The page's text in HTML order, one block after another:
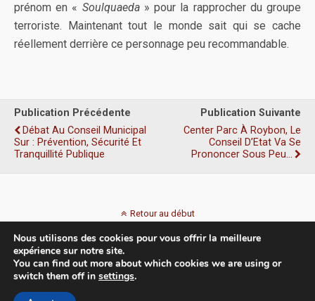
prénom en « Soulquaeda» pour la rapprocher du groupe
terroriste. Maintenant tout le monde sait qui se cache
réellement derrière ce personnage peu recommandable.
Publication Précédente
Débat Au Conseil Municipal
Sur : Prévention, Sécurité Et
Tranquillité Publique
Publication Suivante
Center Parc À Roybon, Le
Conseil D’Etat Va Se
Prononcer Sous Peu…
Retour au début
Mobile
Nous utilisons des cookies pour vous offrir la meilleure
expérience sur notre site.
You can find out more about which cookies we are using or
switch them off in settings.